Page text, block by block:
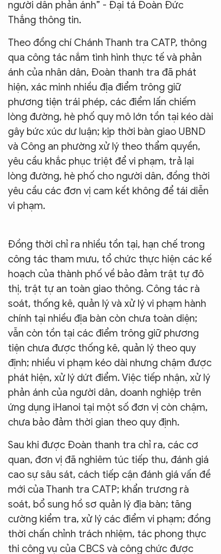
người dân phản ánh” - Đại tá Đoàn Đức
Thắng thông tin.
Theo đồng chí Chánh Thanh tra CATP, thông
qua công tác nắm tình hình thực tế và phản
ánh của nhân dân, Đoàn thanh tra đã phát
hiện, xác minh nhiều địa điểm trông giữ
phương tiện trái phép, các điểm lấn chiếm
lòng đường, hè phố quy mô lớn tồn tại kéo dài
gây bức xúc dư luận; kịp thời bàn giao UBND
và Công an phường xử lý theo thẩm quyền,
yêu cầu khắc phục triệt để vi phạm, trả lại
lòng đường, hè phố cho người dân, đồng thời
yêu cầu các đơn vị cam kết không để tái diễn
vi phạm.
Đồng thời chỉ ra nhiều tồn tại, hạn chế trong
công tác tham mưu, tổ chức thực hiện các kế
hoạch của thành phố về bảo đảm trật tự đô
thị, trật tự an toàn giao thông. Công tác rà
soát, thống kê, quản lý và xử lý vi phạm hành
chính tại nhiều địa bàn còn chưa toàn diện;
vẫn còn tồn tại các điểm trông giữ phương
tiện chưa được thống kê, quản lý theo quy
định; nhiều vi phạm kéo dài nhưng chậm được
phát hiện, xử lý dứt điểm. Việc tiếp nhận, xử lý
phản ánh của người dân, doanh nghiệp trên
ứng dụng iHanoi tại một số đơn vị còn chậm,
chưa bảo đảm thời gian theo quy định.
Sau khi được Đoàn thanh tra chỉ ra, các cơ
quan, đơn vị đã nghiêm túc tiếp thu, đánh giá
cao sự sâu sát, cách tiếp cận đánh giá vấn đề
mới của Thanh tra CATP; khẩn trương rà
soát, bổ sung hồ sơ quản lý địa bàn; tăng
cường kiểm tra, xử lý các điểm vi phạm; đồng
thời chấn chỉnh trách nhiệm, tác phong thực
thi công vụ của CBCS và công chức được
XIN CHÀO,
TÔI LÀ CHATBOT CỦA